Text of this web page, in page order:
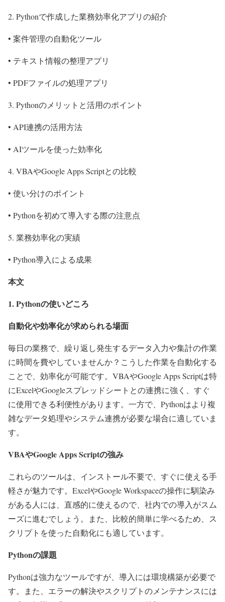
2. Pythonで作成した業務効率化アプリの紹介
• 案件管理の自動化ツール
• テキスト情報の整理アプリ
• PDFファイルの処理アプリ
3. Pythonのメリットと活用のポイント
• API連携の活用方法
• AIツールを使った効率化
4. VBAやGoogle Apps Scriptとの比較
• 使い分けのポイント
• Pythonを初めて導入する際の注意点
5. 業務効率化の実績
• Python導入による成果
本文
1. Pythonの使いどころ
自動化や効率化が求められる場面
毎日の業務で、繰り返し発生するデータ入力や集計の作業
に時間を費やしていませんか？こうした作業を自動化する
ことで、効率化が可能です。VBAやGoogle Apps Scriptは特
にExcelやGoogleスプレッドシートとの連携に強く、すぐ
に使用できる利便性があります。一方で、Pythonはより複
雑なデータ処理やシステム連携が必要な場合に適していま
す。
VBAやGoogle Apps Scriptの強み
これらのツールは、インストール不要で、すぐに使える手
軽さが魅力です。ExcelやGoogle Workspaceの操作に馴染み
がある人には、直感的に使えるので、社内での導入がスム
ーズに進むでしょう。また、比較的簡単に学べるため、ス
クリプトを使った自動化にも適しています。
Pythonの課題
Pythonは強力なツールですが、導入には環境構築が必要で
す。また、エラーの解決やスクリプトのメンテナンスには